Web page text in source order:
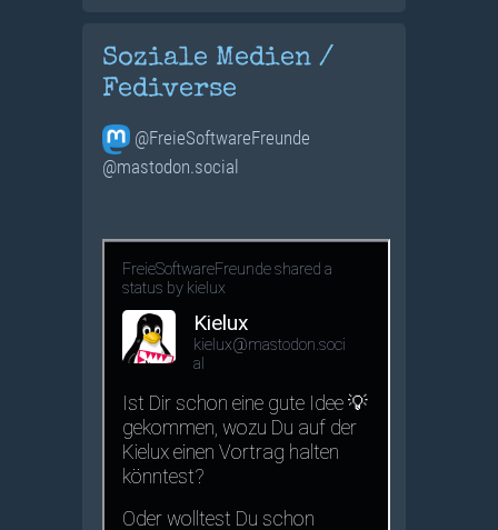
Soziale Medien /
Fediverse
@FreieSoftwareFreunde
@mastodon.social